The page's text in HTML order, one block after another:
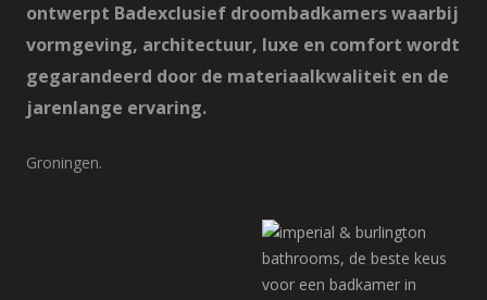
ontwerpt Badexclusief droombadkamers waarbij
vormgeving, architectuur, luxe en comfort wordt
gegarandeerd door de materiaalkwaliteit en de
jarenlange ervaring.
Groningen.